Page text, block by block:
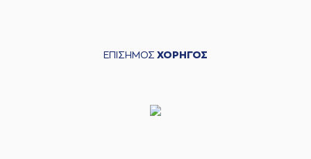
ΕΠΙΣΗΜΟΣ ΧΟΡΗΓΟΣ